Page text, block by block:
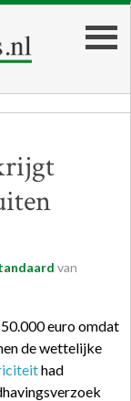
van
euro omdat
de wettelijke
had